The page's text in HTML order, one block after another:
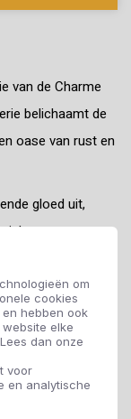
om
cookies
hebben ook
elke
dan onze
voor
en analytische
van de Charme
belichaamt de
oase van rust en
gloed uit,
nuances van
waardoor een
past bij diverse
maar
Ceramica,
van vandaag,